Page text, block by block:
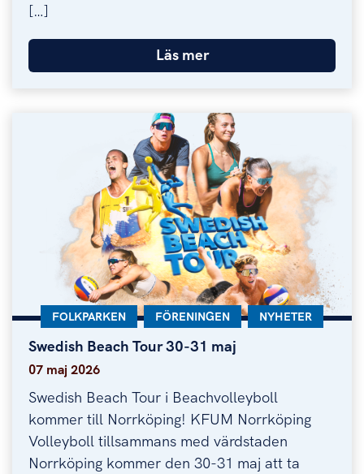
[…]
Läs mer
Swedish Beach Tour 30-31 maj
Swedish Beach Tour 30-31 maj
KATEGORI:
FOLKPARKEN KATEGORI:
FÖRENINGEN KATEGORI:
NYHETER
07 maj 2026
Swedish Beach Tour i Beachvolleyboll
kommer till Norrköping! KFUM Norrköping
Volleyboll tillsammans med värdstaden
Norrköping kommer den 30-31 maj att ta